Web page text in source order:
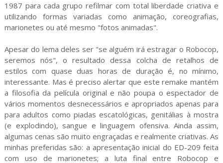
1987 para cada grupo refilmar com total liberdade criativa e
utilizando formas variadas como animação, coreografias,
marionetes ou até mesmo "fotos animadas".
Apesar do lema deles ser "se alguém irá estragar o Robocop,
seremos nós", o resultado dessa colcha de retalhos de
estilos com quase duas horas de duração é, no mínimo,
interessante. Mas é preciso alertar que este remake mantém
a filosofia da película original e não poupa o espectador de
vários momentos desnecessários e apropriados apenas para
para adultos como piadas escatológicas, genitálias à mostra
(e explodindo), sangue e linguagem ofensiva. Ainda assim,
algumas cenas são muito engraçadas e realmente criativas. As
minhas preferidas são: a apresentação inicial do ED-209 feita
com uso de marionetes; a luta final entre Robocop e